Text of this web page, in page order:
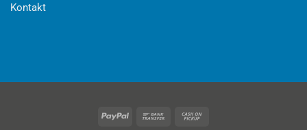
Kontakt
PayPal
Bank